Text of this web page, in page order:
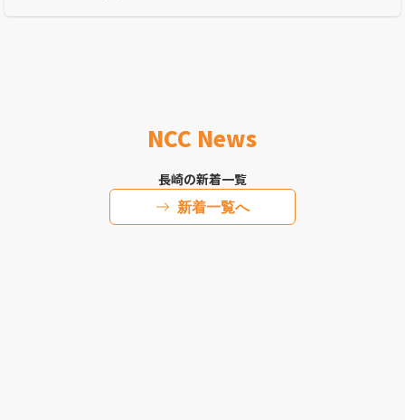
NCC News
長崎の新着一覧
新着一覧へ